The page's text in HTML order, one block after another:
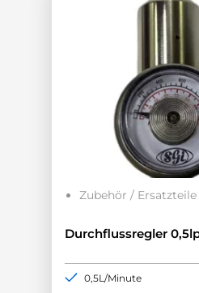
Zubehör / Ersatzteile
Durchflussregler
0,5L/Minute